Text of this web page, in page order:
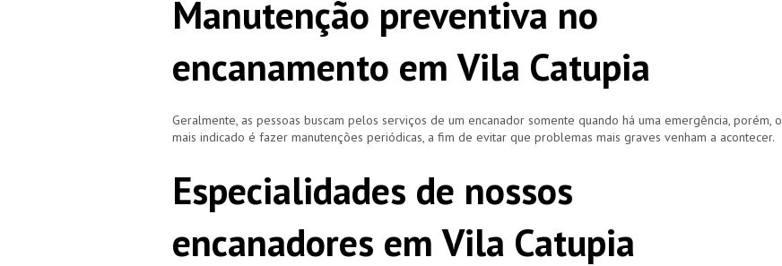
Manutenção preventiva no
encanamento em Vila Catupia
Geralmente, as pessoas buscam pelos serviços de um encanador somente quando há uma emergência, porém, o
mais indicado é fazer manutenções periódicas, a fim de evitar que problemas mais graves venham a acontecer.
Especialidades de nossos
encanadores em Vila Catupia